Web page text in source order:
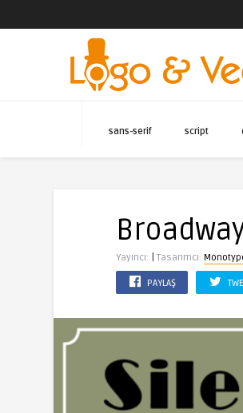
sans-serif script
Yayıncı: |Tasarımcı:
PAYLAŞ